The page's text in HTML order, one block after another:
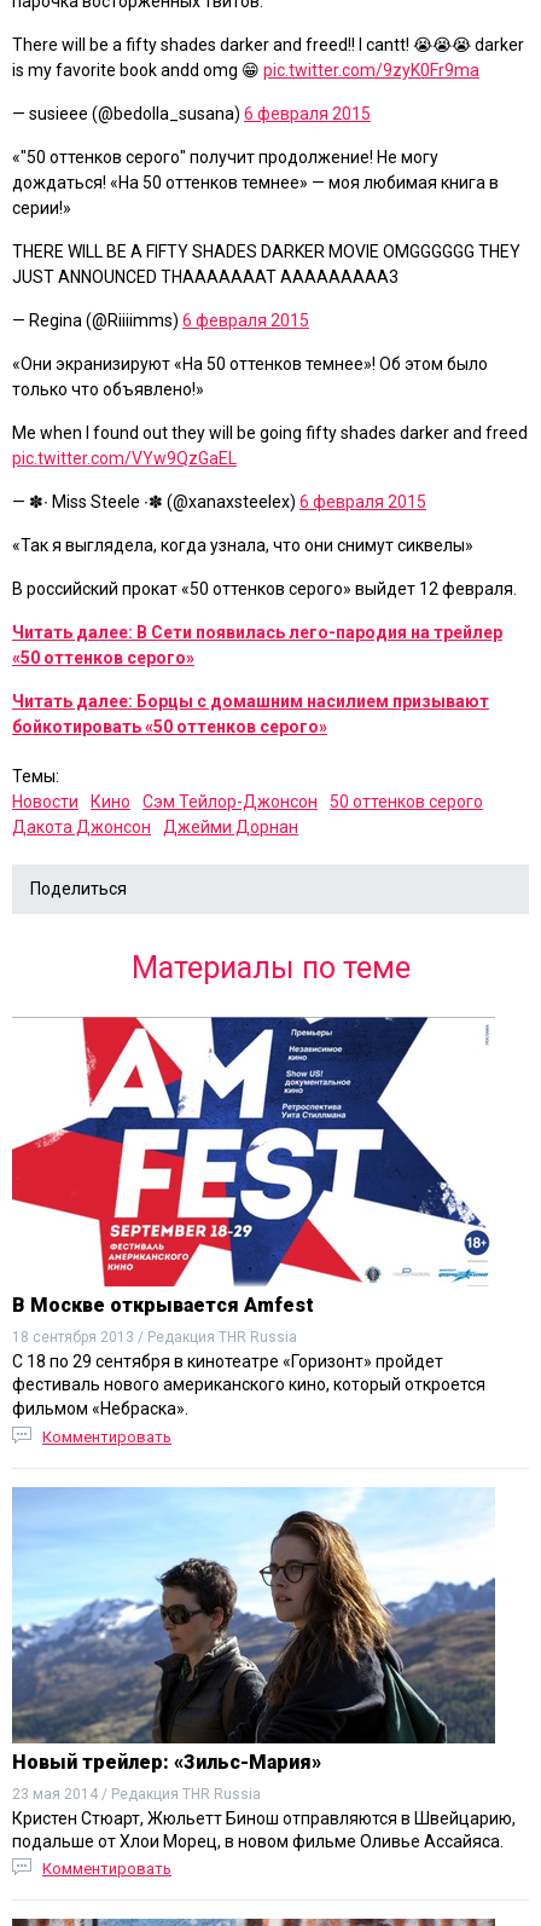
There will be a fifty shades darker and freed!! I cantt! 😭😭😭 darker
is my favorite book andd omg 😁 pic.twitter.com/9zyK0Fr9ma
— susieee (@bedolla_susana) 6 февраля 2015
«"50 оттенков серого" получит продолжение! Не могу
дождаться! «На 50 оттенков темнее» — моя любимая книга в
серии!»
THERE WILL BE A FIFTY SHADES DARKER MOVIE OMGGGGGG THEY
JUST ANNOUNCED THAAAAAAAT AAAAAAAAA3
— Regina (@Riiiimms) 6 февраля 2015
«Они экранизируют «На 50 оттенков темнее»! Об этом было
только что объявлено!»
Me when I found out they will be going fifty shades darker and freed
pic.twitter.com/VYw9QzGaEL
— ✽∙ Miss Steele ∙✽ (@xanaxsteelex) 6 февраля 2015
«Так я выглядела, когда узнала, что они снимут сиквелы»
В российский прокат «50 оттенков серого» выйдет 12 февраля.
Читать далее: В Сети появилась лего-пародия на трейлер
«50 оттенков серого»
Читать далее: Борцы с домашним насилием призывают
бойкотировать «50 оттенков серого»
Темы:
Новости
Кино Сэм Тейлор-Джонсон
50 оттенков серого
Дакота Джонсон
Джейми Дорнан
Поделиться
Материалы по теме
В Москве открывается Amfest
18 сентября 2013 / Редакция THR Russia
С 18 по 29 сентября в кинотеатре «Горизонт» пройдет
фестиваль нового американского кино, который откроется
фильмом «Небраска»
Комментировать
Новый трейлер: «Зильс-Мария»
23 мая 2014 / Редакция THR Russia
Кристен Стюарт, Жюльетт Бинош отправляются в Швейцарию,
подальше от Хлои Морец, в новом фильме Оливье Ассайяса.
Комментировать